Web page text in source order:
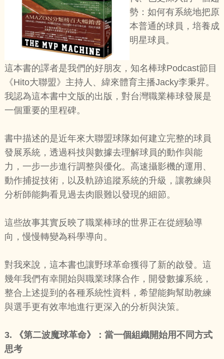
勢：如何有系統地把原
本普通的球員，培養成
明星球員。
這本書的譯者是我們的好朋友，知名棒球Podcast節目
《Hito大聯盟》主持人、緯來體育主播Jacky李秉昇。
我認為這本書中文版的出版，對台灣職業棒球發展是
一個重要的里程碑。
書中描述的是近年來大聯盟球隊如何建立完整的球員
發展系統，透過科技與數據去理解球員的動作與能
力，一步一步進行調整與優化。高速攝影機的運用、
動作捕捉技術，以及軌跡追蹤系統的升級，讓教練與
分析師能夠看見過去肉眼難以發現的細節。
這些故事其實反映了職業棒球的世界正在從經驗導
向，慢慢轉變為科學導向。
對我來說，這本書也讓野球革命獲得了新的啟發。這
幾年我們有幸開始與職業球隊合作，開發數據系統，
整合上述提到的各種系統性資料，希望能夠幫助教練
與選手更有效率地進行更深入的分析與決策。
3.
《第二波魔球革命》：當一個組織開始用不同方式
思考